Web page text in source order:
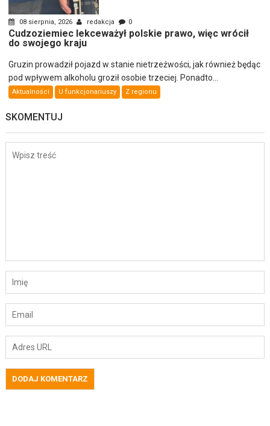
08 sierpnia, 2026 redakcja 0
Cudzoziemiec lekceważył polskie prawo, więc wrócił
do swojego kraju
Gruzin prowadził pojazd w stanie nietrzeźwości, jak również będąc
pod wpływem alkoholu groził osobie trzeciej. Ponadto...
Aktualności U funkcjonariuszy Z regionu
SKOMENTUJ